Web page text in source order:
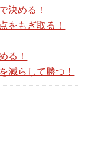
決める！
をもぎ取る！
る！
減らして勝つ！